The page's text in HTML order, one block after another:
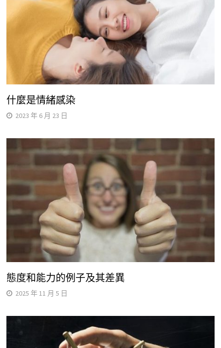
什麼是情緒感染
2023 年 6 月 23 日
態度和能力的例子及其差異
2025 年 11 月 5 日